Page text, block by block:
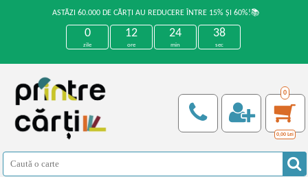
ASTĂZI 60.000 DE CĂRȚI AU REDUCERE ÎNTRE 15% ȘI 60%!📚
0
zile
12
ore
24
min
37
sec
0
0,00 Lei